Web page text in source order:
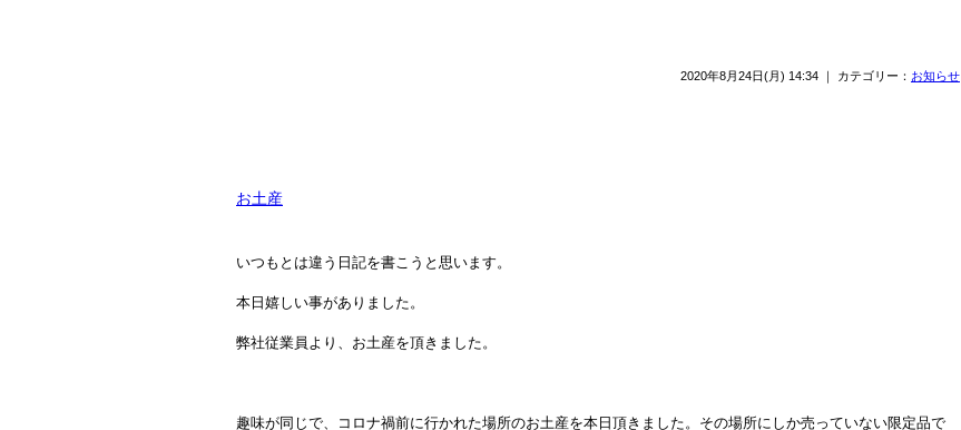
2020年8月24日(月) 14:34 ｜ カテゴリー： お知らせ
お土産
いつもとは違う日記を書こうと思います。
本日嬉しい事がありました。
弊社従業員より、お土産を頂きました。
趣味が同じで、コロナ禍前に行かれた場所のお土産を本日頂きました。その場所にしか売っていない限定品で